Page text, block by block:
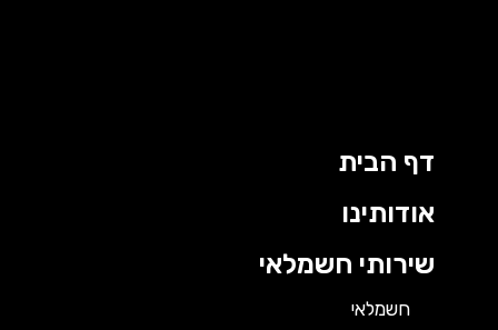
דף הבית
אודותינו
שירותי חשמלאי
חשמלאי